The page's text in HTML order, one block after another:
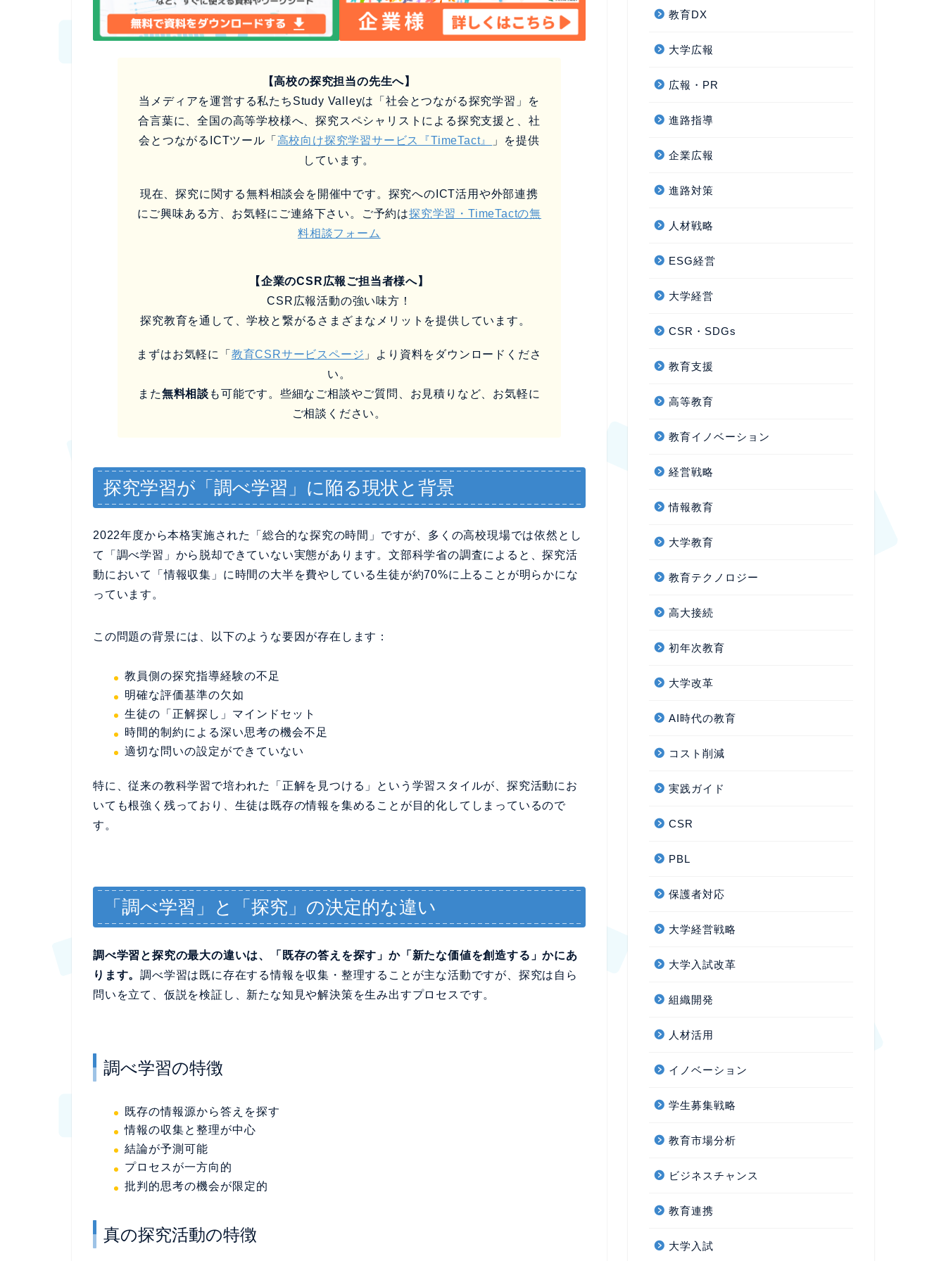
【高校の探究担当の先生へ】
当メディアを運営する私たちStudy Valleyは「社会とつながる探究学習」を
合言葉に、全国の高等学校様へ、探究スペシャリストによる探究支援と、社
会とつながるICTツール「 高校向け探究学習サービス『TimeTact』
」を提供
しています。
現在、探究に関する無料相談会を開催中です。探究へのICT活用や外部連携
にご興味ある方、お気軽にご連絡下さい。ご予約は探究学習・TimeTactの無
料相談フォーム
【企業のCSR広報ご担当者様へ】
CSR広報活動の強い味方！
探究教育を通して、学校と繋がるさまざまなメリットを提供しています。
まずはお気軽に「 教育CSRサービスページ 」より資料をダウンロードくださ
い。
また無料相談 も可能です。些細なご相談やご質問、お見積りなど、お気軽に
ご相談ください。
探究学習が「調べ学習」に陥る現状と背景
2022年度から本格実施された「総合的な探究の時間」ですが、多くの高校現場では依然とし
て「調べ学習」から脱却できていない実態があります。文部科学省の調査によると、探究活
動において「情報収集」に時間の大半を費やしている生徒が約70%に上ることが明らかにな
っています。
この問題の背景には、以下のような要因が存在します：
教員側の探究指導経験の不足
明確な評価基準の欠如
生徒の「正解探し」マインドセット
時間的制約による深い思考の機会不足
適切な問いの設定ができていない
特に、従来の教科学習で培われた「正解を見つける」という学習スタイルが、探究活動にお
いても根強く残っており、生徒は既存の情報を集めることが目的化してしまっているので
す。
「調べ学習」と「探究」の決定的な違い
調べ学習と探究の最大の違いは、「既存の答えを探す」か「新たな価値を創造する」かにあ
ります。調べ学習は既に存在する情報を収集・整理することが主な活動ですが、探究は自ら
問いを立て、仮説を検証し、新たな知見や解決策を生み出すプロセスです。
調べ学習の特徴
既存の情報源から答えを探す
情報の収集と整理が中心
結論が予測可能
プロセスが一方向的
批判的思考の機会が限定的
真の探究活動の特徴
教育DX
大学広報
広報・PR
進路指導
企業広報
進路対策
人材戦略
ESG経営
大学経営
CSR・SDGs
教育支援
高等教育
教育イノベーション
経営戦略
情報教育
大学教育
教育テクノロジー
高大接続
初年次教育
大学改革
AI時代の教育
コスト削減
実践ガイド
CSR
PBL
保護者対応
大学経営戦略
大学入試改革
組織開発
人材活用
イノベーション
学生募集戦略
教育市場分析
ビジネスチャンス
教育連携
大学入試